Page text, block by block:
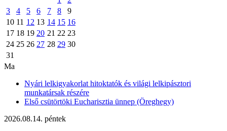
3
4 5 6 7 8
9
10 11 12 13 14 15 16
17 18 19 20 21 22 23
24 25 26 27 28 29 30
31
Ma
Nyári lelkigyakorlat hitoktatók és világi lelkipásztori
munkatársak részére
Első csütörtöki Eucharisztia ünnep (Öreghegy)
2026.08.14. péntek